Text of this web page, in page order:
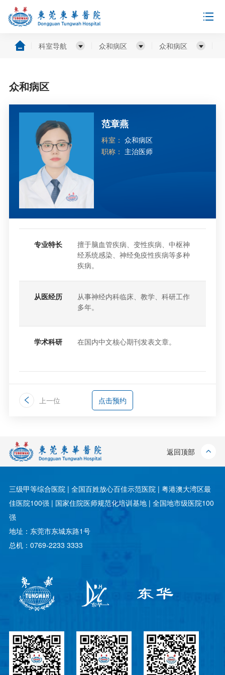
科室导航 众和病区 众和病区
众和病区
范章燕
科室： 众和病区
职称： 主治医师
专业特长
擅于脑血管疾病、变性疾病、中枢神
经系统感染、神经免疫性疾病等多种
疾病。
从医经历
从事神经内科临床、教学、科研工作
多年。
学术科研 在国内中文核心期刊发表文章。
上一位 点击预约
返回顶部
三级甲等综合医院 | 全国百姓放心百佳示范医院 | 粤港澳大湾区最
佳医院100强 | 国家住院医师规范化培训基地 | 全国地市级医院100
强
地址：东莞市东城东路1号
总机：0769-2233 3333